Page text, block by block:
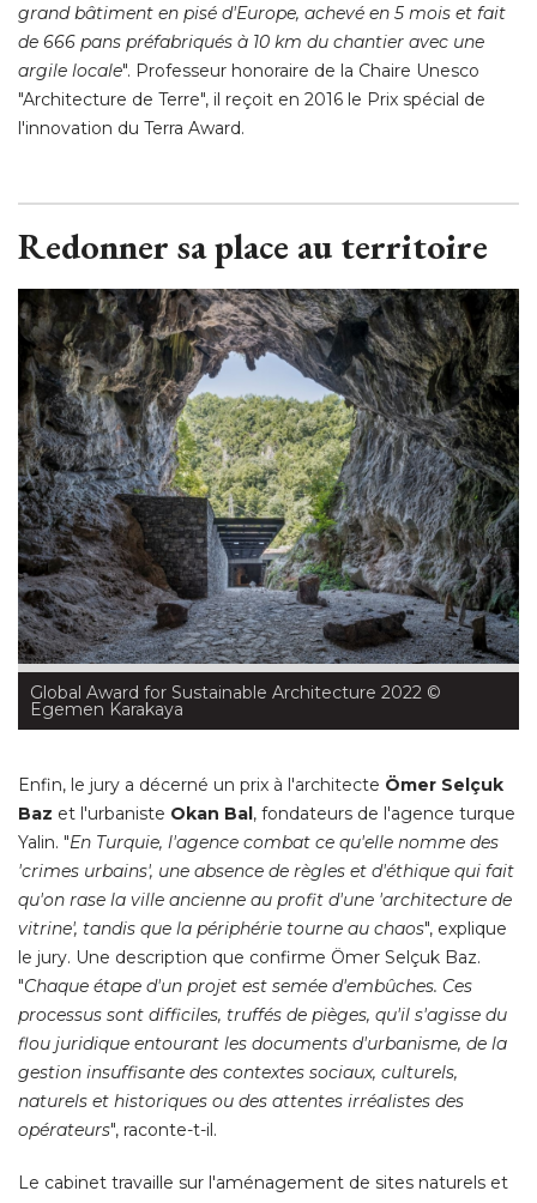
grand bâtiment en pisé d'Europe, achevé en 5 mois et fait
de 666 pans préfabriqués à 10 km du chantier avec une
argile locale". Professeur honoraire de la Chaire Unesco
"Architecture de Terre", il reçoit en 2016 le Prix spécial de
l'innovation du Terra Award.
Redonner sa place au territoire
Global Award for Sustainable Architecture 2022 ©
Egemen Karakaya
Enfin, le jury a décerné un prix à l'architecte Ömer Selçuk
Baz et l'urbaniste Okan Bal, fondateurs de l'agence turque
Yalin. "En Turquie, l'agence combat ce qu'elle nomme des
'crimes urbains', une absence de règles et d'éthique qui fait
qu'on rase la ville ancienne au profit d'une 'architecture de
vitrine', tandis que la périphérie tourne au chaos", explique
le jury. Une description que confirme Ömer Selçuk Baz.
"Chaque étape d'un projet est semée d'embûches. Ces
processus sont difficiles, truffés de pièges, qu'il s'agisse du
flou juridique entourant les documents d'urbanisme, de la
gestion insuffisante des contextes sociaux, culturels,
naturels et historiques ou des attentes irréalistes des
opérateurs", raconte-t-il.
Le cabinet travaille sur l'aménagement de sites naturels et